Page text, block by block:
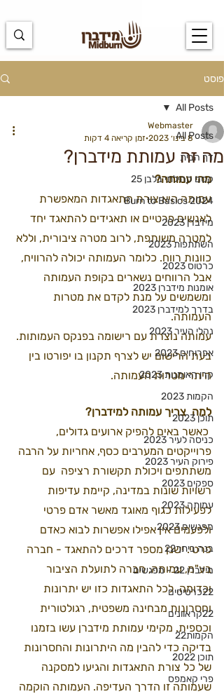
פוסט
All Posts
דף הבית
קסם קהילתי בלבן 25
Burn to Basics 2024
מידברן 2023
השתתפות 2023
כרטוס 2023
אומנות מידברן 2023
בדרך למידברן 2023
נהלי העיר 2023
אפרוחים 2023
קרן האומנות 2023
הקמות 2023
תוכן 2023
כניסה לעיר 2023
פירוק העיר 2023
ספקים 2023
עמותה 2023
מפגשים 2023
בנה ביתך22
מידברן 22 - מפגשים
22כרטיסים
22קראוונים
הקמות22
תוכן 2022
פרי קאמפס
All Posts
מה זה עמותת מידברן?
Webmaster
8 בינו׳ 2023
זמן קריאה 4 דקות
מהי עמותה?
עמותה היא צורת התאגדות המאפשרת
לאנשים פרטיים או תאגידים להתאגד יחד
למטרה משותפת, לרוב מטרה ציבורית, וללא
כוונות רווח. כלומר העמותה יכולה להרוויח,
אבל הרווחים נשארים בקופת העמותה
ומשמשים על מנת לקדם את מטרות
העמותה.
עמותה נוצרת עם רישומה בפנקס העמותות.
בעת הרישום יש לצרף תקנון בו יפורטו בין
היתר מטרות העמותה.
למה  צריך עמותה למידברן?
כאשר באים להפיק ארועים גדולים,
פרוייקטים המערבים כסף, אחריות על הרבה
משתתפים ויכולת תקשורת רציפה  עם
רשויות שונות במדינה, קיימת עדיפות
לפעילות כגוף מאוגד מאשר אדם פרטי
ולפעמים אין אפילו אפשרות לבוא כאדם
פרטי. ישנן מספר דרכים להתאגד - חברה
בע"מ, עמותה, חברה לתועלת הציבור
וכדומה, לכל התאגדות כזו יש יתרונות
וחסרונות מבחינה משפטית, רגולטורית
וכספית. מקימי עמותת מידברן עשו בזמנו
בדיקה כדי להבין מה היתרונות והחסרונות
של כל צורת התאגדות והגיעו למסקנה
שעמותה זו הדרך העדיפה. העמותה הוקמה